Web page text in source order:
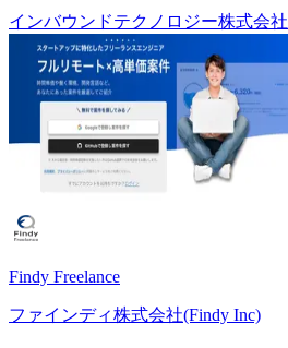
インバウンドテクノロジー株式会社
Findy Freelance
ファインディ株式会社(Findy Inc)